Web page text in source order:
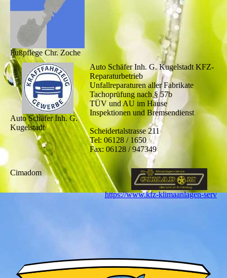
Fußpflege Chr. Zoche
Auto Schäfer Inh. G.
Kugelstadt
Auto Schäfer Inh. G. Kugelstadt KFZ-
Reparaturbetrieb
Unfallreparaturen aller Fabrikate
Tachoprüfung nach § 57b
TÜV und AU im Hause
Inspektionen und Bremsendienst
Scheidertalstrasse 211
Tel: 06128 / 1650
Fax: 06128 / 947349
Cimadom
https://www.kfz-klimaanlagen-